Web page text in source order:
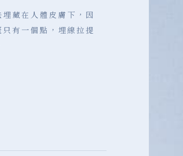
藏在人體皮膚下，因
有一個點，埋線拉提